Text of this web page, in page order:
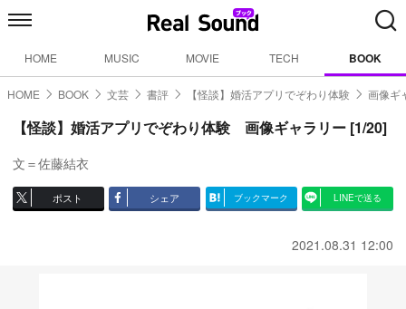
HOME MUSIC MOVIE TECH BOOK
HOME BOOK 文芸 書評 【怪談】婚活アプリでぞわり体験 画像ギ
【怪談】婚活アプリでぞわり体験 画像ギャラリー [1/20]
文＝佐藤結衣
ポスト シェア ブックマーク LINEで送る
2021.08.31 12:00